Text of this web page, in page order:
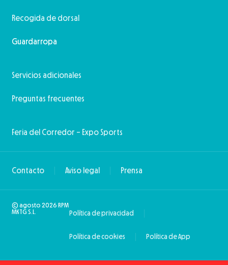
Recogida de dorsal
Guardarropa
Servicios adicionales
Preguntas frecuentes
Feria del Corredor – Expo Sports
Contacto Aviso legal Prensa
© agosto 2026 RPM
MKTG S.L.
Política de privacidad
Política de cookies Política de App